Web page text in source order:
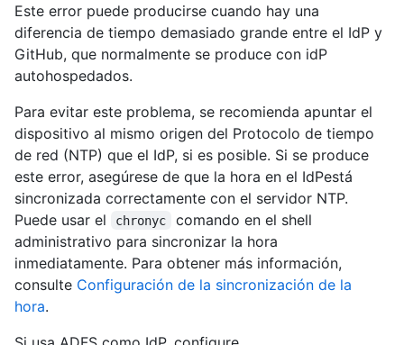
Este error puede producirse cuando hay una
diferencia de tiempo demasiado grande entre el IdP y
GitHub, que normalmente se produce con idP
autohospedados.
Para evitar este problema, se recomienda apuntar el
dispositivo al mismo origen del Protocolo de tiempo
de red (NTP) que el IdP, si es posible. Si se produce
este error, asegúrese de que la hora en el IdPestá
sincronizada correctamente con el servidor NTP.
Puede usar el
chronyc
comando en el shell
administrativo para sincronizar la hora
inmediatamente. Para obtener más información,
consulte Configuración de la sincronización de la
hora.